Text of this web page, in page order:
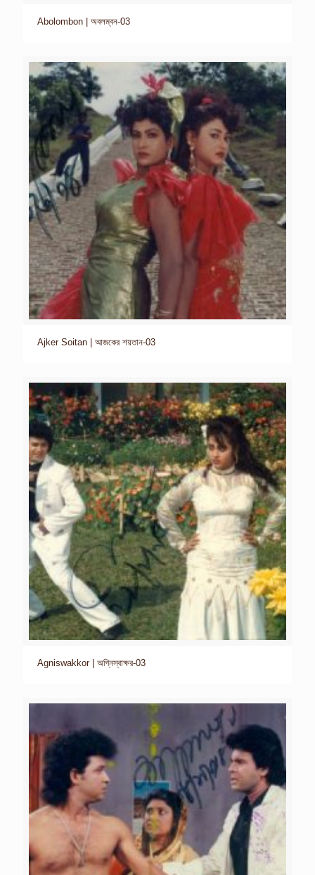
Abolombon | অবলম্বন-03
Ajker Soitan | আজকের শয়তান-03
Agniswakkor | অগ্নিস্বাক্ষর-03